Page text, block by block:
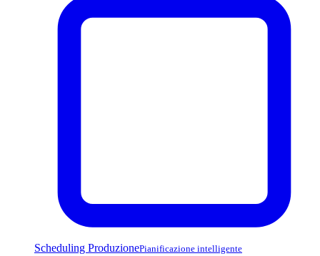
Scheduling ProduzionePianificazione intelligente